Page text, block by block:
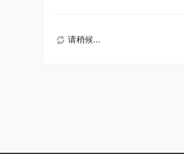
请稍候...